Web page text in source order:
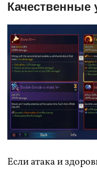
Качественные
Если атака и